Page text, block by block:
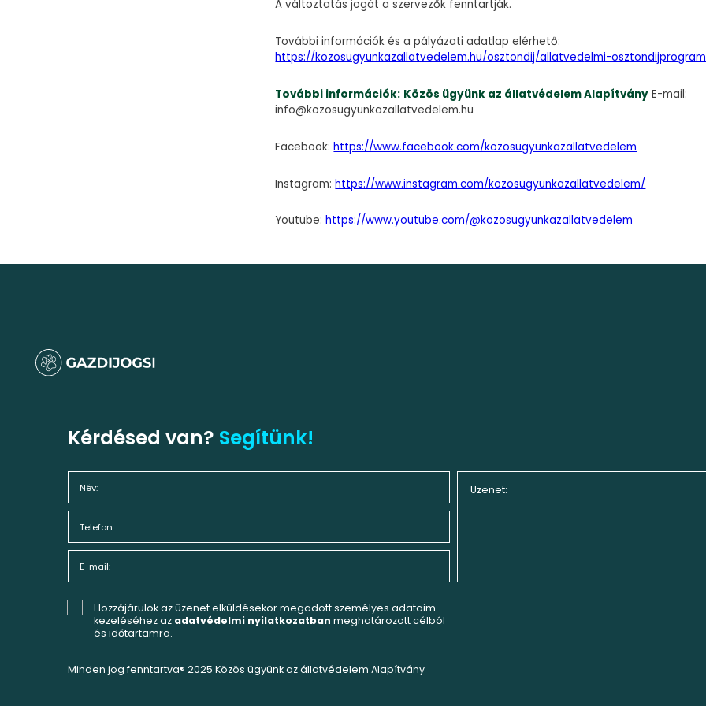
A változtatás jogát a szervezők fenntartják.
További információk és a pályázati adatlap elérhető:
https://kozosugyunkazallatvedelem.hu/osztondij/allatvedelmi-osztondijprogram
További információk: Közös ügyünk az állatvédelem Alapítvány E-mail:
info@kozosugyunkazallatvedelem.hu
Facebook:https://www.facebook.com/kozosugyunkazallatvedelem
Instagram:https://www.instagram.com/kozosugyunkazallatvedelem/
Youtube:https://www.youtube.com/@kozosugyunkazallatvedelem
Kérdésed van? Segítünk!
Hozzájárulok az üzenet elküldésekor megadott személyes adataim
kezeléséhez az adatvédelmi nyilatkozatban meghatározott célból
és időtartamra.
Minden jog fenntartva® 2025 Közös ügyünk az állatvédelem Alapítvány